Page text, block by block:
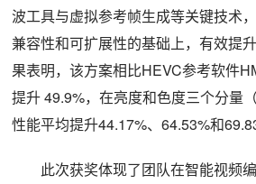
波工具与虚拟参考帧生成等关键技术
兼容性和可扩展性的基础上，有效提
果表明，该方案相比HEVC参考软件
提升 49.9%，在亮度和色度三个分量
性能平均提升44.17%、64.53%和
此次获奖体现了团队在智能视频